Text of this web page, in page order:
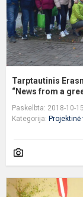
Tarptautinis
“News from a
Paskelbta: 2018-10-15
Kategorija: Projektinė